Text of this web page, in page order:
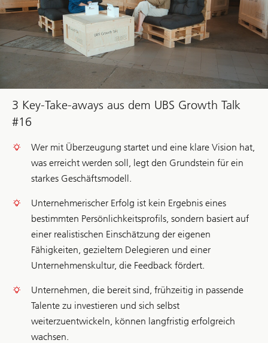
3 Key-Take-aways aus dem UBS Growth Talk
#16
Wer mit Überzeugung startet und eine klare Vision hat,
was erreicht werden soll, legt den Grundstein für ein
starkes Geschäftsmodell.
Unternehmerischer Erfolg ist kein Ergebnis eines
bestimmten Persönlichkeitsprofils, sondern basiert auf
einer realistischen Einschätzung der eigenen
Fähigkeiten, gezieltem Delegieren und einer
Unternehmenskultur, die Feedback fördert.
Unternehmen, die bereit sind, frühzeitig in passende
Talente zu investieren und sich selbst
weiterzuentwickeln, können langfristig erfolgreich
wachsen.